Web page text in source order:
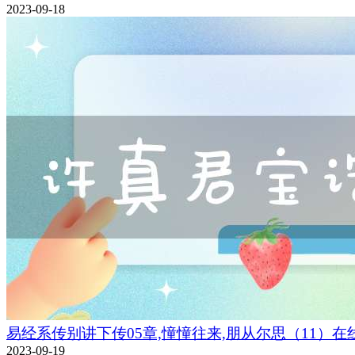
2023-09-18
易经系传别讲下传05章,憧憧往来,朋从尔思（11）在
2023-09-19